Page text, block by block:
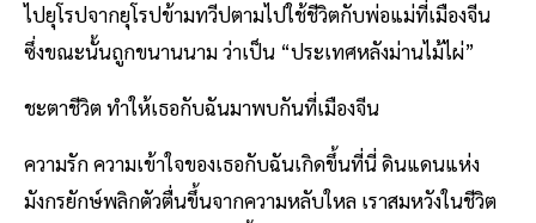
ไปยุโรปจากยุโรปข้ามทวีปตามไปใช้ชีวิตกับพ่อแม่ที่เมืองจีน
ซึ่งขณะนั้นถูกขนานนาม ว่าเป็น “ประเทศหลังม่านไม้ไผ่”
ชะตาชีวิต ทำให้เธอกับฉันมาพบกันที่เมืองจีน
ความรัก ความเข้าใจของเธอกับฉันเกิดขึ้นที่นี่ ดินแดนแห่ง
มังกรยักษ์พลิกตัวตื่นขึ้นจากความหลับใหล เราสมหวังในชีวิต